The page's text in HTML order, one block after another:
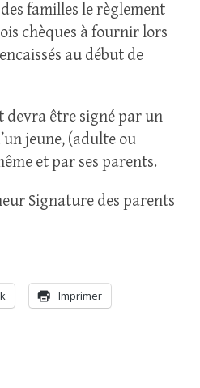
familles le règlement
chèques à fournir lors
au début de
devra être signé par un
jeune, (adulte ou
et par ses parents.
Signature des parents
Imprimer